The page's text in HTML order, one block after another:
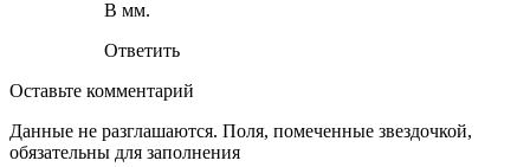
В мм.
Ответить
Оставьте комментарий
Данные не разглашаются. Поля, помеченные звездочкой,
обязательны для заполнения